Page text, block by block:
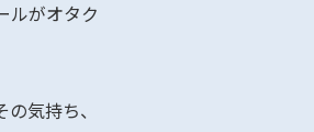
ルがオタク
気持ち、